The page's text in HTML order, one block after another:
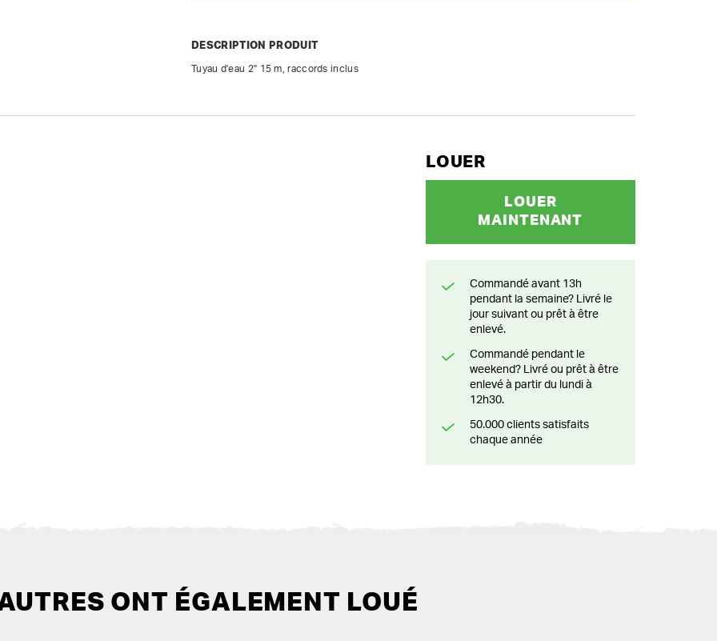
DESCRIPTION PRODUIT
Tuyau d'eau 2" 15 m, raccords inclus
LOUER
LOUER
MAINTENANT
Commandé avant 13h
pendant la semaine? Livré le
jour suivant ou prêt à être
enlevé.
Commandé pendant le
weekend? Livré ou prêt à être
enlevé à partir du lundi à
12h30.
50.000 clients satisfaits
chaque année
ONT ÉGALEMENT LOUÉ